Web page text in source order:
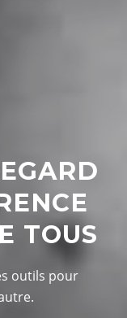
TOUS
outils pour